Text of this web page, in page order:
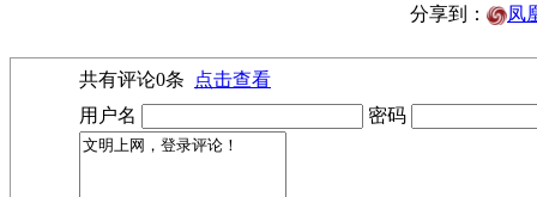
分享到： 凤
共有评论0条
点击查看
用户名
密码